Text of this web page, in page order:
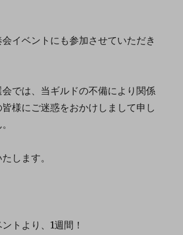
イベントにも参加させていただき
では、当ギルドの不備により関係
様にご迷惑をおかけしまして申し
します。
トより、1週間！